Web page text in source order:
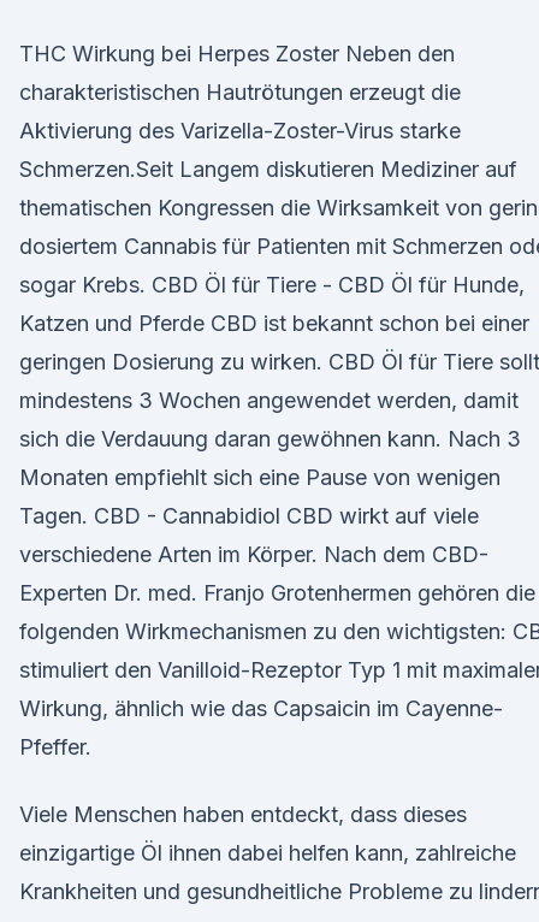
THC Wirkung bei Herpes Zoster Neben den
charakteristischen Hautrötungen erzeugt die
Aktivierung des Varizella-Zoster-Virus starke
Schmerzen.Seit Langem diskutieren Mediziner auf
thematischen Kongressen die Wirksamkeit von
dosiertem Cannabis für Patienten mit Schmerzen
sogar Krebs. CBD Öl für Tiere - CBD Öl für Hunde,
Katzen und Pferde CBD ist bekannt schon bei einer
geringen Dosierung zu wirken. CBD Öl für Tiere
mindestens 3 Wochen angewendet werden, damit
sich die Verdauung daran gewöhnen kann. Nach 3
Monaten empfiehlt sich eine Pause von wenigen
Tagen. CBD - Cannabidiol CBD wirkt auf viele
verschiedene Arten im Körper. Nach dem CBD-
Experten Dr. med. Franjo Grotenhermen gehören die
folgenden Wirkmechanismen zu den wichtigsten:
stimuliert den Vanilloid-Rezeptor Typ 1 mit
Wirkung, ähnlich wie das Capsaicin im Cayenne-
Pfeffer.
Viele Menschen haben entdeckt, dass dieses
einzigartige Öl ihnen dabei helfen kann, zahlreiche
Krankheiten und gesundheitliche Probleme zu